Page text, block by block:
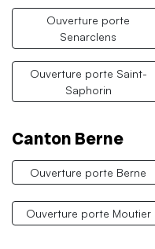
Ouverture porte
Senarclens
Ouverture porte Saint-
Saphorin
Canton Berne
Ouverture porte Berne
Ouverture porte Moutier